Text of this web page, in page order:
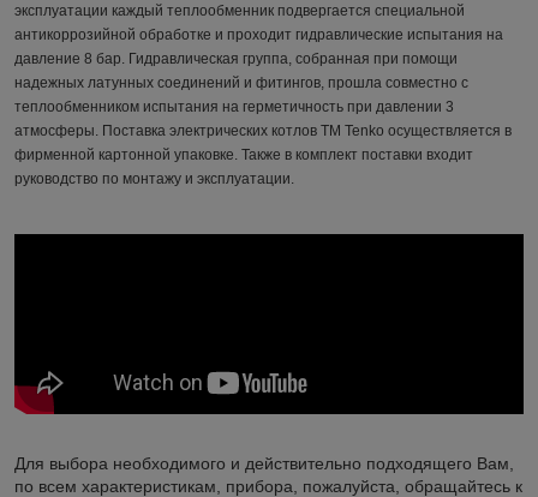
эксплуатации каждый теплообменник подвергается специальной
антикоррозийной обработке и проходит гидравлические испытания на
давление 8 бар. Гидравлическая группа, собранная при помощи
надежных латунных соединений и фитингов, прошла совместно с
теплообменником испытания на герметичность при давлении 3
атмосферы. Поставка электрических котлов ТМ Tenko осуществляется в
фирменной картонной упаковке. Также в комплект поставки входит
руководство по монтажу и эксплуатации.
Для выбора необходимого и действительно подходящего Вам,
по всем характеристикам, прибора, пожалуйста, обращайтесь к